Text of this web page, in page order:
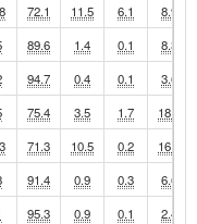
72.1 11.5 6.1 8.9
89.6 1.4 0.1 8.3
94.7 0.4 0.1 3.6
75.4 3.5 1.7 18.6
71.3 10.5 0.2 16.9
91.4 0.9 0.3 6.6
95.3 0.9 0.1 2.4